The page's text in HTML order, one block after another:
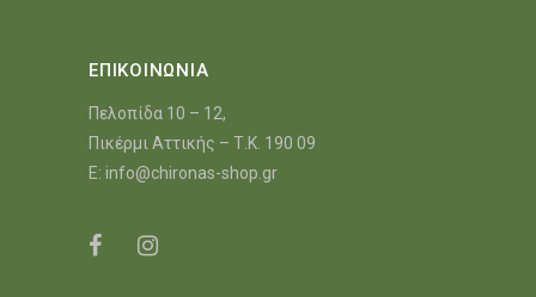
ΕΠΙΚΟΙΝΩΝΙΑ
Πελοπίδα 10 – 12,
Πικέρμι Αττικής – Τ.Κ. 190 09
E: info@chironas-shop.gr